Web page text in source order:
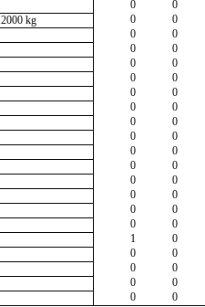
0
0
kg
0
0
0
0
0
0
0
0
0
0
0
0
0
0
0
0
0
0
0
0
0
0
0
0
0
0
0
0
0
0
1
0
0
0
0
0
0
0
0 0